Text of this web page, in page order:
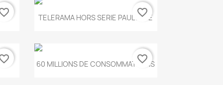
Aperçu rapide
TELERAMA HORS SERIE PAUL KLEE
favorite_border
Aperçu rapide
60 MILLIONS DE CONSOMMATEURS
favorite_border